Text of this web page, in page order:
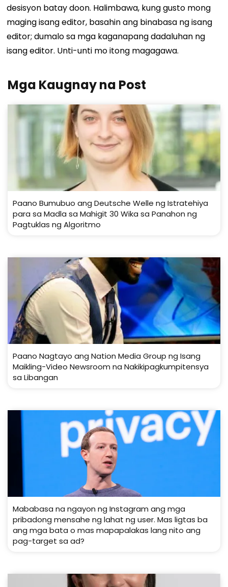
desisyon batay doon. Halimbawa, kung gusto mong
maging isang editor, basahin ang binabasa ng isang
editor; dumalo sa mga kaganapang dadaluhan ng
isang editor. Unti-unti mo itong magagawa.
Mga Kaugnay na Post
Paano Bumubuo ang Deutsche Welle ng Istratehiya
para sa Madla sa Mahigit 30 Wika sa Panahon ng
Pagtuklas ng Algoritmo
Paano Nagtayo ang Nation Media Group ng Isang
Maikling-Video Newsroom na Nakikipagkumpitensya
sa Libangan
Mababasa na ngayon ng Instagram ang mga
pribadong mensahe ng lahat ng user. Mas ligtas ba
ang mga bata o mas mapapalakas lang nito ang
pag-target sa ad?